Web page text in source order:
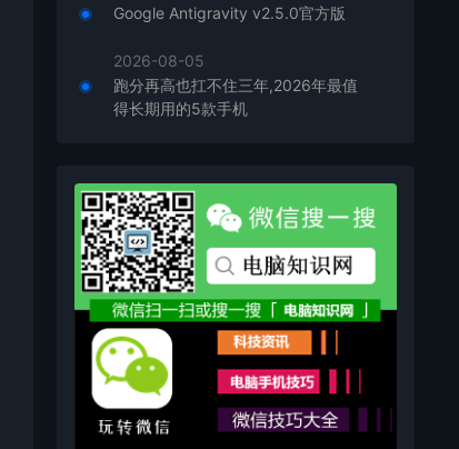
Google Antigravity v2.5.0官方版
2026-08-05
跑分再高也扛不住三年,2026年最值
得长期用的5款手机